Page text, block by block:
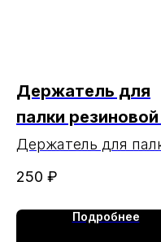
Держатель для
палки резиновой
Держатель для
резиновой 6/1
250 ₽
Подробнее